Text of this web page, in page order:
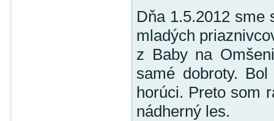
Dňa 1.5.2012 sme
mladých
z Baby na
samé dobroty.
horúci. Preto som
nádherný les.